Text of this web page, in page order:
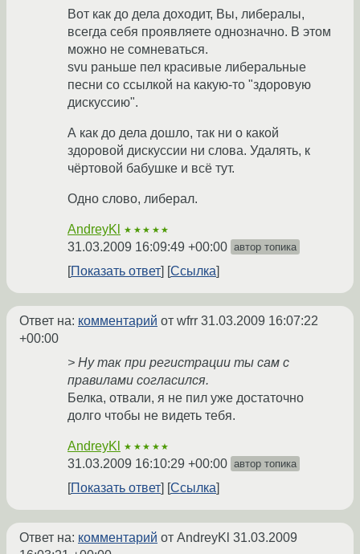
Вот как до дела доходит, Вы, либералы,
всегда себя проявляете однозначно. В этом
можно не сомневаться.
svu раньше пел красивые либеральные
песни со ссылкой на какую-то "здоровую
дискуссию".
А как до дела дошло, так ни о какой
здоровой дискуссии ни слова. Удалять, к
чёртовой бабушке и всё тут.
Одно слово, либерал.
AndreyKl ★★★★★
31.03.2009 16:09:49 +00:00 автор топика
Показать ответ Ссылка
Ответ на: комментарий от wfrr 31.03.2009 16:07:22
+00:00
> Ну так при регистрации ты сам с
правилами согласился.
Белка, отвали, я не пил уже достаточно
долго чтобы не видеть тебя.
AndreyKl ★★★★★
31.03.2009 16:10:29 +00:00 автор топика
Показать ответ Ссылка
Ответ на: комментарий от AndreyKl 31.03.2009